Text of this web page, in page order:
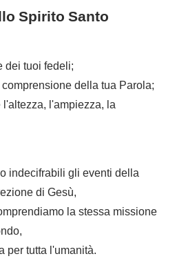
Spirito Santo
tuoi fedeli;
della tua Parola;
l'ampiezza, la
indecifrabili gli eventi della
di Gesù,
la stessa missione
per tutta l'umanità.